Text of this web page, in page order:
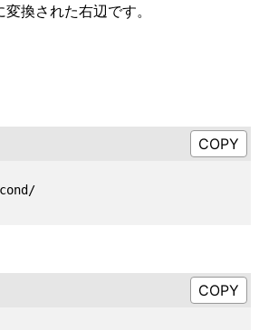
換された右辺です。